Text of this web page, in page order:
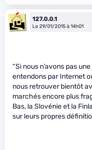
127.0.0.1
Le 29/01/2015 à 14h01
“Si nous n’avons pas
entendons par Internet
nous retrouver bientôt
marchés encore plus
Bas, la Slovénie et la
sur leurs propres